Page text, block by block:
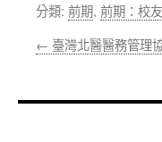
分類: 前期, 前期：校
← 臺灣北醫醫務管理